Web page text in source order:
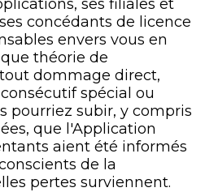
ses filiales et
concédants de licence
envers vous en
théorie de
dommage direct,
spécial ou
pourriez subir, y compris
que l'Application
aient été informés
de la
pertes surviennent.